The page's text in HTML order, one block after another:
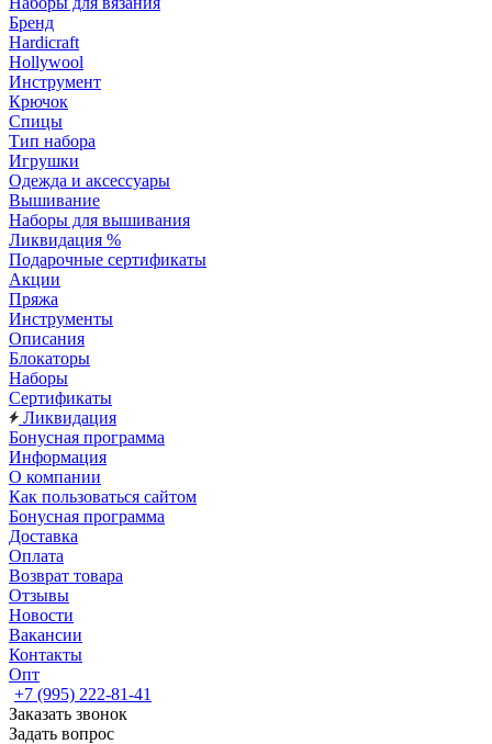
Бренд
Hardicraft
Hollywool
Инструмент
Крючок
Спицы
Тип набора
Игрушки
Одежда и аксессуары
Вышивание
Наборы для вышивания
Ликвидация %
Подарочные сертификаты
Акции
Пряжа
Инструменты
Описания
Блокаторы
Наборы
Сертификаты
Ликвидация
Бонусная программа
Информация
О компании
Как пользоваться сайтом
Бонусная программа
Доставка
Оплата
Возврат товара
Отзывы
Новости
Вакансии
Контакты
Опт
+7 (995) 222-81-41
Заказать звонок
Задать вопрос